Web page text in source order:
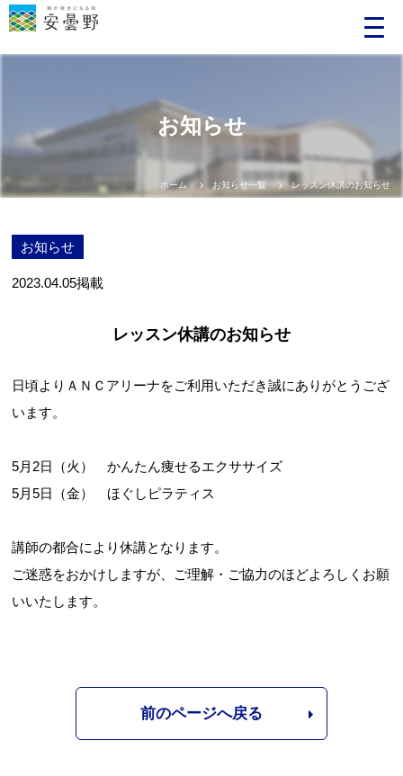
お知らせ
ホーム お知らせ一覧 レッスン休講のお知らせ
お知らせ
2023.04.05掲載
レッスン休講のお知らせ
日頃よりＡＮＣアリーナをご利用いただき誠にありがとうござ
います。
5月2日（火） かんたん痩せるエクササイズ
5月5日（金） ほぐしピラティス
講師の都合により休講となります。
ご迷惑をおかけしますが、ご理解・ご協力のほどよろしくお願
いいたします。
前のページへ戻る